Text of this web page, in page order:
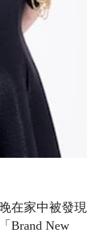
在家中被發現
Brand New